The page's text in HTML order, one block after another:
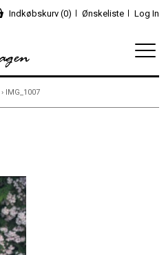
Indkøbskurv (0) Ønskeliste Log In
› IMG_1007